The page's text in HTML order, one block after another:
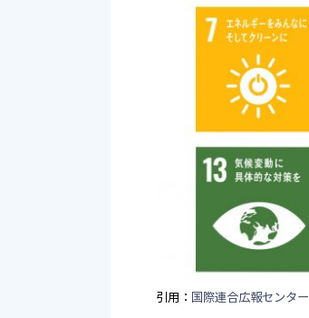
引用： 国際連合広報センター